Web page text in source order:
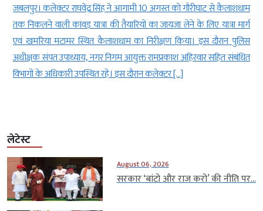
जबलपुर। कलेक्टर राघवेंद्र सिंह ने आगामी 10 अगस्त को गौरीघाट से कैलाशधाम
तक निकलने वाली कांवड़ यात्रा की तैयारियों का जायजा लेने के लिए यात्रा मार्ग
एवं खमरिया मटामर स्थित कैलाशधाम का निरीक्षण किया। इस दौरान पुलिस
अधीक्षक संपत उपाध्याय, नगर निगम आयुक्त रामप्रकाश अहिरवार सहित संबंधित
विभागों के अधिकारी उपस्थित रहे। इस दौरान कलेक्टर […]
लेटेस्ट
August 06, 2026
सरकार ‘बांटो और राज करो’ की नीति पर...